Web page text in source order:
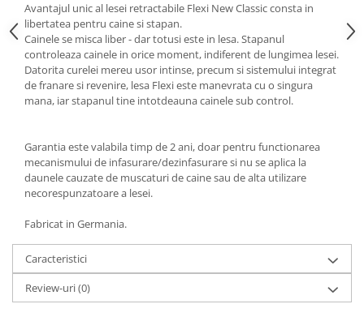
Avantajul unic al lesei retractabile Flexi New Classic consta in
libertatea pentru caine si stapan.
Cainele se misca liber - dar totusi este in lesa. Stapanul
controleaza cainele in orice moment, indiferent de lungimea lesei.
Datorita curelei mereu usor intinse, precum si sistemului integrat
de franare si revenire, lesa Flexi este manevrata cu o singura
mana, iar stapanul tine intotdeauna cainele sub control.
Garantia este valabila timp de 2 ani, doar pentru functionarea
mecanismului de infasurare/dezinfasurare si nu se aplica la
daunele cauzate de muscaturi de caine sau de alta utilizare
necorespunzatoare a lesei.
Fabricat in Germania.
Caracteristici
Review-uri(0)